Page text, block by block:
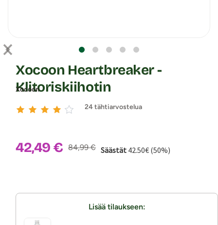
Xocoon
Xocoon Heartbreaker -
Klitoriskiihotin
24 tähtiarvostelua
Alennushinta:
42,49 € Normaalihinta:
84,99 € Säästät 42.50€ (50%)
Lisää tilaukseen: